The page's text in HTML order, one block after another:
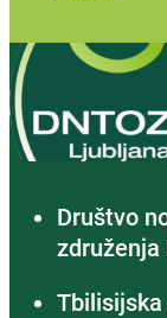
Društvo
združenja
Tbilisijska